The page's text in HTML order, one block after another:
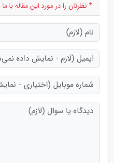
* نظرتان را در مورد این مقاله با